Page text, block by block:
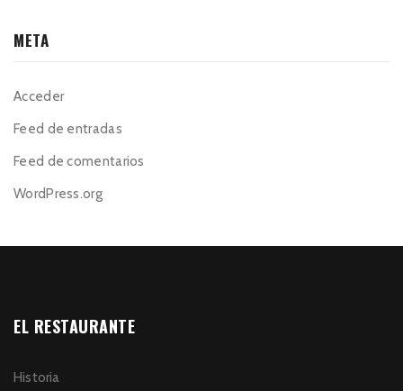
META
Acceder
Feed de entradas
Feed de comentarios
WordPress.org
EL RESTAURANTE
Historia